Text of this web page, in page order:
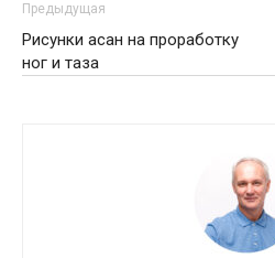
Предыдущая
Рисунки асан на проработку
ног и таза